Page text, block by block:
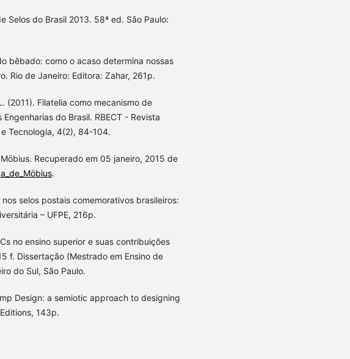
Selos do Brasil 2013. 58ª ed. São Paulo:
bêbado: como o acaso determina nossas
Rio de Janeiro: Editora: Zahar, 261p.
(2011). Filatelia como mecanismo de
do Brasil. RBECT - Revista
Tecnologia, 4(2), 84-104.
Recuperado em 05 janeiro, 2015 de
.
selos postais comemorativos brasileiros:
– UFPE, 216p.
no ensino superior e suas contribuições
f. Dissertação (Mestrado em Ensino de
do Sul, São Paulo.
Design: a semiotic approach to designing
143p.